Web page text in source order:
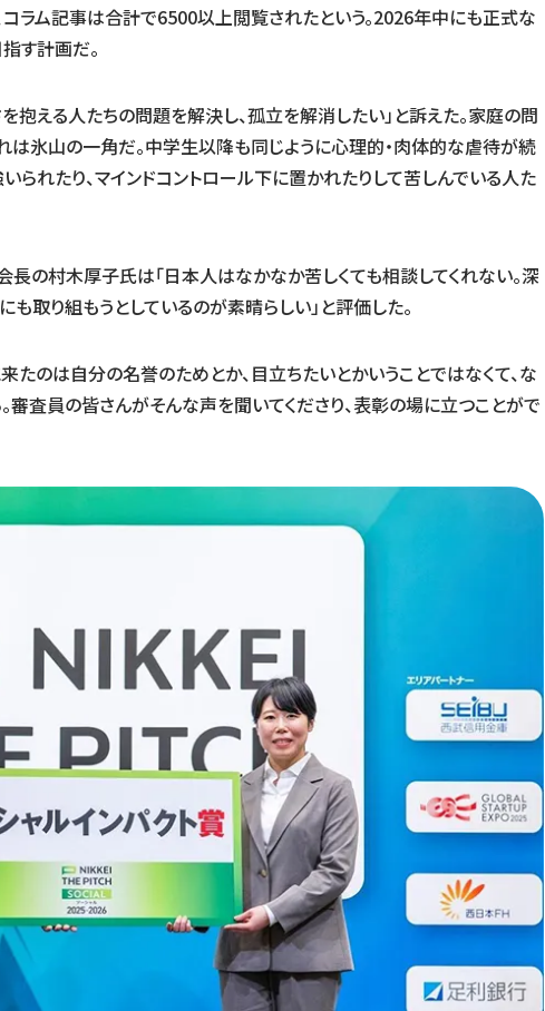
ラム記事は合計で6500以上閲覧されたという。2026年中にも正式な
す計画だ。
える人たちの問題を解決し、孤立を解消したい」と訴えた。家庭の問
は氷山の一角だ。中学生以降も同じように心理的・肉体的な虐待が続
られたり、マインドコントロール下に置かれたりして苦しんでいる人た
の村木厚子氏は「日本人はなかなか苦しくても相談してくれない。深
取り組もうとしているのが素晴らしい」と評価した。
たのは自分の名誉のためとか、目立ちたいとかいうことではなくて、な
審査員の皆さんがそんな声を聞いてくださり、表彰の場に立つことがで